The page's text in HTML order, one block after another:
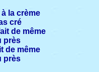
la crème
cré
de même
près
de même
près